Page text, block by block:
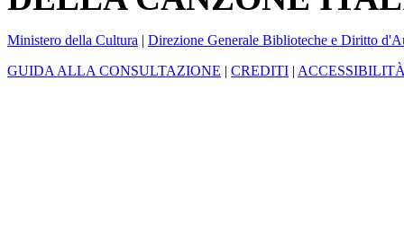
Ministero della Cultura | Direzione Generale Biblioteche e Diritto
GUIDA ALLA CONSULTAZIONE | CREDITI |